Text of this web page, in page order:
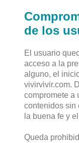
de los
El usuario
acceso a la
alguno, el
vivirvivir.com.
compromete a
contenidos sin
la buena fe y
Queda